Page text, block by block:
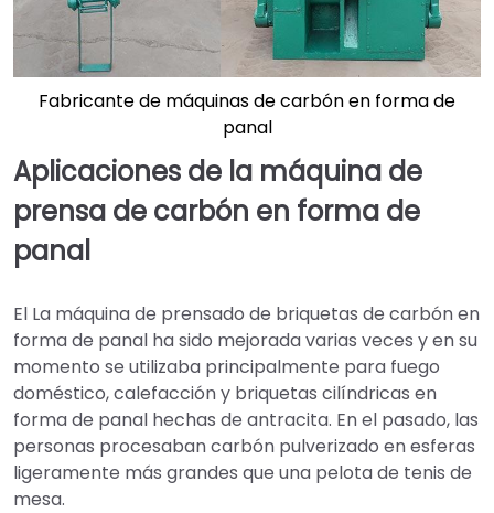
Fabricante de máquinas de carbón en forma de
panal
Aplicaciones de la máquina de
prensa de carbón en forma de
panal
El La máquina de prensado de briquetas de carbón en
forma de panal ha sido mejorada varias veces y en su
momento se utilizaba principalmente para fuego
doméstico, calefacción y briquetas cilíndricas en
forma de panal hechas de antracita. En el pasado, las
personas procesaban carbón pulverizado en esferas
ligeramente más grandes que una pelota de tenis de
mesa.